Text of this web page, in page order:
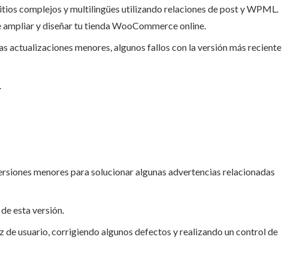
complejos y multilingües utilizando relaciones de post y WPML.
y diseñar tu tienda WooCommerce online.
actualizaciones menores, algunos fallos con la versión más reciente
.
menores para solucionar algunas advertencias relacionadas
esta versión.
de usuario, corrigiendo algunos defectos y realizando un control de